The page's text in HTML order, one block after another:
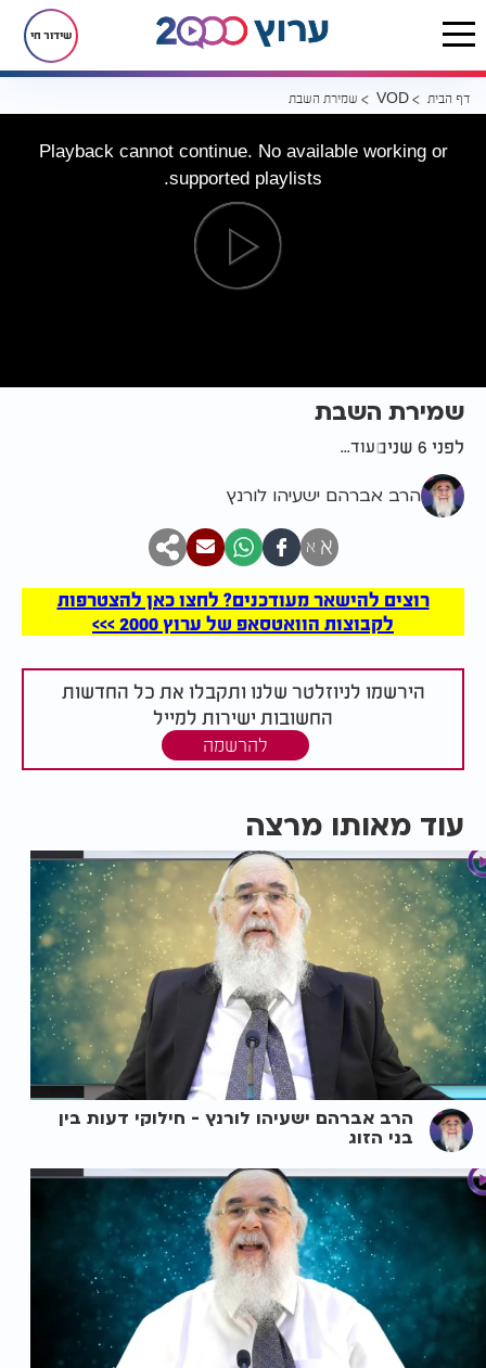
שידור חי
דף הבית VOD שמירת השבת
Playback cannot continue. No available working or
supported playlists.
שמירת השבת
לפני 6 שנים עוד...
הרב אברהם ישעיהו לורנץ
א א
רוצים להישאר מעודכנים? לחצו כאן להצטרפות
לקבוצות הוואטסאפ של ערוץ 2000 >>>
הירשמו לניוזלטר שלנו ותקבלו את כל החדשות
החשובות ישירות למייל
להרשמה
עוד מאותו מרצה
הרב אברהם ישעיהו לורנץ - חילוקי דעות בין
בני הזוג